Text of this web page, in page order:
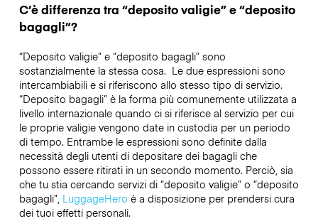
C’è differenza tra “deposito valigie” e “deposito
bagagli”?
“Deposito valigie” e “deposito bagagli” sono
sostanzialmente la stessa cosa. Le due espressioni sono
intercambiabili e si riferiscono allo stesso tipo di servizio.
“Deposito bagagli” è la forma più comunemente utilizzata a
livello internazionale quando ci si riferisce al servizio per cui
le proprie valigie vengono date in custodia per un periodo
di tempo. Entrambe le espressioni sono definite dalla
necessità degli utenti di depositare dei bagagli che
possono essere ritirati in un secondo momento. Perciò, sia
che tu stia cercando servizi di “deposito valigie” o “deposito
bagagli”,LuggageHero è a disposizione per prendersi cura
dei tuoi effetti personali.